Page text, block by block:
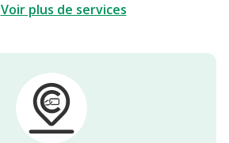
Voir plus de services